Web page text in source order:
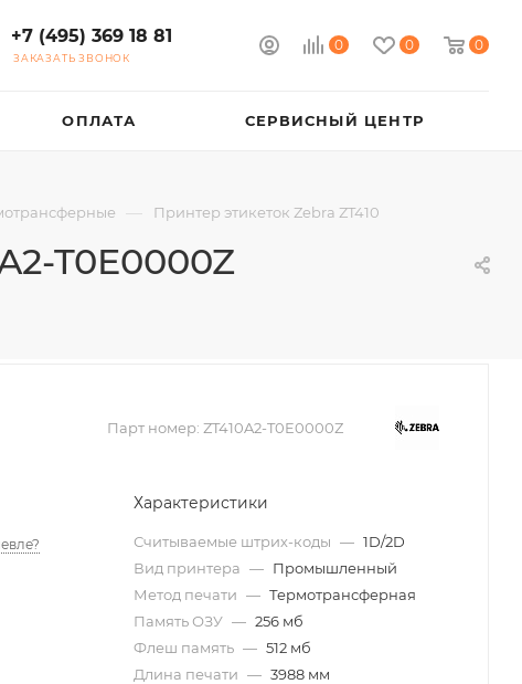
0 0 0
+7 (495) 369 18 81
ЗАКАЗАТЬ ЗВОНОК
ОПЛАТА СЕРВИСНЫЙ ЦЕНТР
— Принтер этикеток Zebra ZT410
T0E0000Z
Парт номер: ZT410A2-T0E0000Z
Характеристики
Считываемые штрих-коды — 1D/2D
Вид принтера — Промышленный
Метод печати — Термотрансферная
Память ОЗУ — 256 мб
Флеш память — 512 мб
Длина печати — 3988 мм